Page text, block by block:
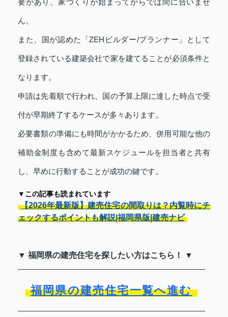
要があり、家づくりが始まってからでは間に合いませ
ん。
また、国が認めた「ZEHビルダー/プランナー」として
登録されている建築会社で家を建てることが必須条件と
なります。
申請は先着順で行われ、国の予算上限に達した時点で受
付が早期終了するケースが多々あります。
必要書類の準備にも時間がかかるため、併用可能な他の
補助金制度も含めて最新スケジュールを担当者と共有
し、早めに行動することが成功の鍵です。
▼この記事も読まれています
【2026年最新版】建売住宅の間取りは？内覧時にチ
ェックするポイントも解説|福岡県版|建売ナビ
▼ 福岡県の建売住宅を探したい方はこちら！ ▼
福岡県の建売住宅一覧へ進む